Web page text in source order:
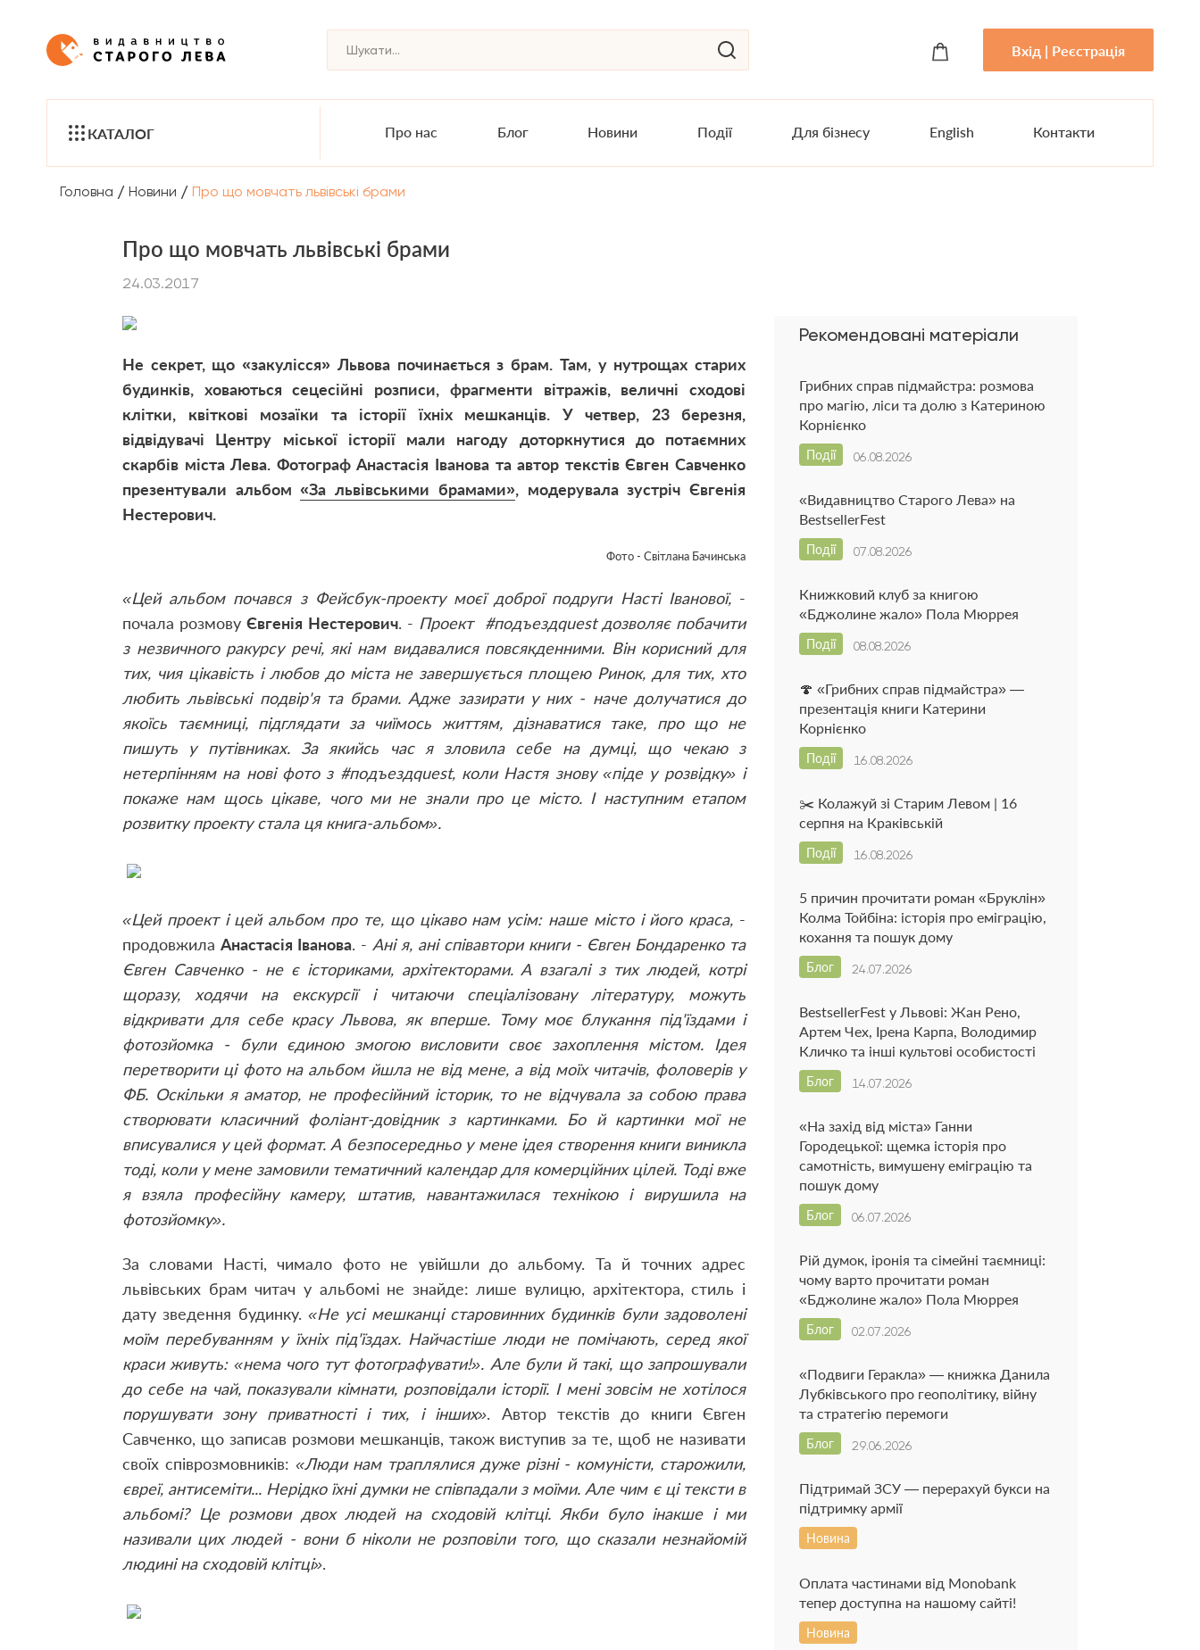
Вхід | Реєстрація
КАТАЛОГ Про нас Блог Новини Події Для бізнесу English Контакти
Головна / Новини / Про що мовчать львівські брами
Про що мовчать львівські брами
24.03.2017
Не секрет, що «закулісся» Львова починається з брам. Там, у нутрощах старих
будинків, ховаються сецесійні розписи, фрагменти вітражів, величні сходові
клітки, квіткові мозаїки та історії їхніх мешканців. У четвер, 23 березня,
відвідувачі Центру міської історії мали нагоду доторкнутися до потаємних
скарбів міста Лева. Фотограф Анастасія Іванова та автор текстів Євген Савченко
презентували альбом«За львівськими брамами», модерувала зустріч Євгенія
Нестерович.
Фото - Світлана Бачинська
«Цей альбом почався з Фейсбук-проекту моєї доброї подруги Насті Іванової,-
почала розмовуЄвгенія Нестерович. - Проект #подъездquest дозволяє побачити
з незвичного ракурсу речі, які нам видавалися повсякденними. Він корисний для
тих, чия цікавість і любов до міста не завершується площею Ринок, для тих, хто
любить львівські подвір'я та брами. Адже зазирати у них - наче долучатися до
якоїсь таємниці, підглядати за чиїмось життям, дізнаватися таке, про що не
пишуть у путівниках. За якийсь час я зловила себе на думці, що чекаю з
нетерпінням на нові фото з #подъездquest, коли Настя знову «піде у розвідку» і
покаже нам щось цікаве, чого ми не знали про це місто. І наступним етапом
розвитку проекту стала ця книга-альбом».
«Цей проект і цей альбом про те, що цікаво нам усім: наше місто і його краса, -
продовжила Анастасія Іванова. - Ані я, ані співавтори книги - Євген Бондаренко та
Євген Савченко - не є істориками, архітекторами. А взагалі з тих людей, котрі
щоразу, ходячи на екскурсії і читаючи спеціалізовану літературу, можуть
відкривати для себе красу Львова, як вперше. Тому моє блукання під'їздами і
фотозйомка - були єдиною змогою висловити своє захоплення містом. Ідея
перетворити ці фото на альбом йшла не від мене, а від моїх читачів, фоловерів у
ФБ. Оскільки я аматор, не професійний історик, то не відчувала за собою права
створювати класичний фоліант-довідник з картинками. Бо й картинки мої не
вписувалися у цей формат. А безпосередньо у мене ідея створення книги виникла
тоді, коли у мене замовили тематичний календар для комерційних цілей. Тоді вже
я взяла професійну камеру, штатив, навантажилася технікою і вирушила на
фотозйомку».
За словами Насті, чимало фото не увійшли до альбому. Та й точних адрес
львівських брам читач у альбомі не знайде: лише вулицю, архітектора, стиль і
дату зведення будинку. «Не усі мешканці старовинних будинків були задоволені
моїм перебуванням у їхніх під'їздах. Найчастіше люди не помічають, серед якої
краси живуть: «нема чого тут фотографувати!». Але були й такі, що запрошували
до себе на чай, показували кімнати, розповідали історії. І мені зовсім не хотілося
порушувати зону приватності і тих, і інших». Автор текстів до книги Євген
Савченко, що записав розмови мешканців, також виступив за те, щоб не називати
своїх співрозмовників: «Люди нам траплялися дуже різні - комуністи, старожили,
євреї, антисеміти... Нерідко їхні думки не співпадали з моїми. Але чим є ці тексти в
альбомі? Це розмови двох людей на сходовій клітці. Якби було інакше і ми
називали цих людей - вони б ніколи не розповіли того, що сказали незнайомій
людині на сходовій клітці».
Рекомендовані матеріали
Грибних справ підмайстра: розмова
про магію, ліси та долю з Катериною
Корнієнко
06.08.2026
Події
«Видавництво Старого Лева» на
BestsellerFest
07.08.2026
Події
Книжковий клуб за книгою
«Бджолине жало» Пола Мюррея
08.08.2026
Події
🍄 «Грибних справ підмайстра» —
презентація книги Катерини
Корнієнко
16.08.2026
Події
✂️ Колажуй зі Старим Левом | 16
серпня на Краківській
16.08.2026
Події
5 причин прочитати роман «Бруклін»
Колма Тойбіна: історія про еміграцію,
кохання та пошук дому
24.07.2026
Блог
BestsellerFest у Львові: Жан Рено,
Артем Чех, Ірена Карпа, Володимир
Кличко та інші культові особистості
14.07.2026
Блог
«На захід від міста» Ганни
Городецької: щемка історія про
самотність, вимушену еміграцію та
пошук дому
06.07.2026
Блог
Рій думок, іронія та сімейні таємниці:
чому варто прочитати роман
«Бджолине жало» Пола Мюррея
02.07.2026
Блог
«Подвиги Геракла» — книжка Данила
Лубківського про геополітику, війну
та стратегію перемоги
29.06.2026
Блог
Підтримай ЗСУ — перерахуй букси на
підтримку армії
Новина
Оплата частинами від Monobank
тепер доступна на нашому сайті!
Новина